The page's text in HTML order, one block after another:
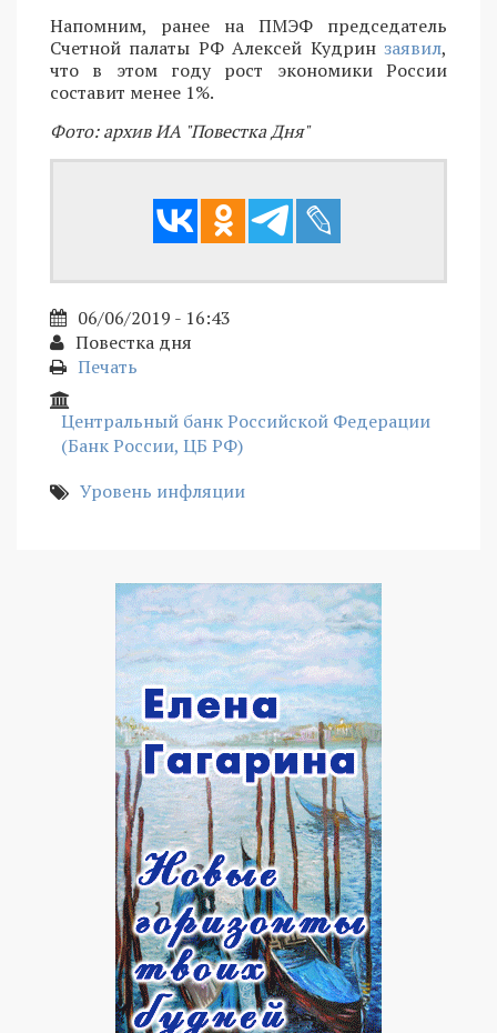
Напомним, ранее на ПМЭФ председатель
Счетной палаты РФ Алексей Кудрин заявил,
что в этом году рост экономики России
составит менее 1%.
Фото: архив ИА "Повестка Дня"
06/06/2019 - 16:43
Повестка дня
Печать
Центральный банк Российской Федерации
(Банк России, ЦБ РФ)
Уровень инфляции